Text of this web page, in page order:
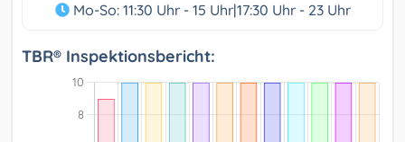
Mo-So: 11:30 Uhr - 15 Uhr|17:30 Uhr - 23 Uhr
TBR® Inspektionsbericht: